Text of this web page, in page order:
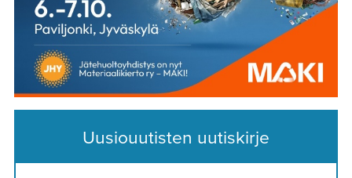
Uusiouutisten uutiskirje